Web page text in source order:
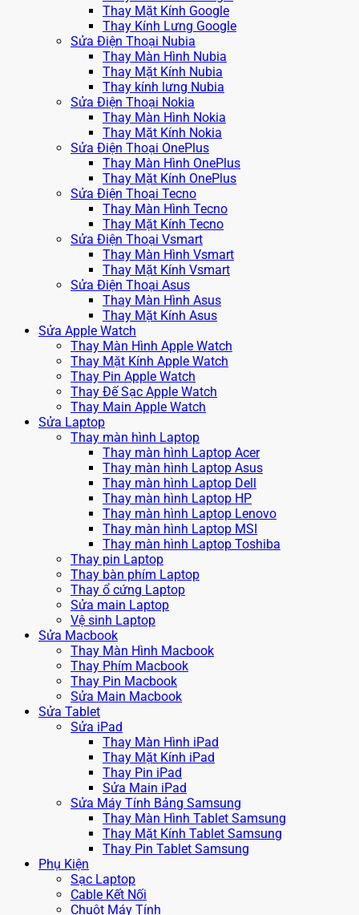
Thay Mặt Kính Google
Thay Kính Lưng Google
Sửa Điện Thoại Nubia
Thay Màn Hình Nubia
Thay Mặt Kính Nubia
Thay kính lưng Nubia
Sửa Điện Thoại Nokia
Thay Màn Hình Nokia
Thay Mặt Kính Nokia
Sửa Điện Thoại OnePlus
Thay Màn Hình OnePlus
Thay Mặt Kính OnePlus
Sửa Điện Thoại Tecno
Thay Màn Hình Tecno
Thay Mặt Kính Tecno
Sửa Điện Thoại Vsmart
Thay Màn Hình Vsmart
Thay Mặt Kính Vsmart
Sửa Điện Thoại Asus
Thay Màn Hình Asus
Thay Mặt Kính Asus
Sửa Apple Watch
Thay Màn Hình Apple Watch
Thay Mặt Kính Apple Watch
Thay Pin Apple Watch
Thay Đế Sạc Apple Watch
Thay Main Apple Watch
Sửa Laptop
Thay màn hình Laptop
Thay màn hình Laptop Acer
Thay màn hình Laptop Asus
Thay màn hình Laptop Dell
Thay màn hình Laptop HP
Thay màn hình Laptop Lenovo
Thay màn hình Laptop MSI
Thay màn hình Laptop Toshiba
Thay pin Laptop
Thay bàn phím Laptop
Thay ổ cứng Laptop
Sửa main Laptop
Vệ sinh Laptop
Sửa Macbook
Thay Màn Hình Macbook
Thay Phím Macbook
Thay Pin Macbook
Sửa Main Macbook
Sửa Tablet
Sửa iPad
Thay Màn Hình iPad
Thay Mặt Kính iPad
Thay Pin iPad
Sửa Main iPad
Sửa Máy Tính Bảng Samsung
Thay Màn Hình Tablet Samsung
Thay Mặt Kính Tablet Samsung
Thay Pin Tablet Samsung
Phụ Kiện
Sạc Laptop
Cable Kết Nối
Chuột Máy Tính